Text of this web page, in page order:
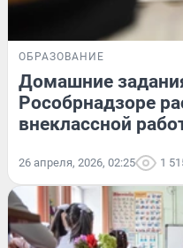
ОБРАЗОВАНИЕ
Домашние
Рособрнадзоре
внеклассной
26 апреля, 2026, 02:25 1